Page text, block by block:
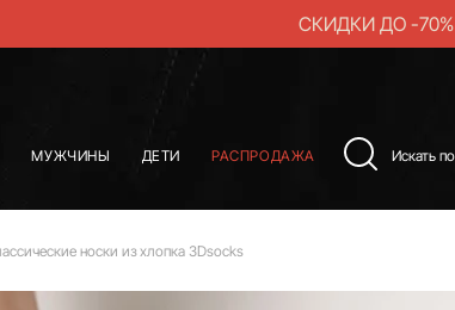
СКИДКИ ДО -70%
МУЖЧИНЫ ДЕТИ РАСПРОДАЖА
носки из хлопка 3Dsocks